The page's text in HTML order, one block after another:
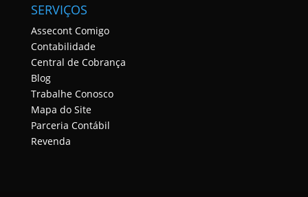
SERVIÇOS
Assecont Comigo
Contabilidade
Central de Cobrança
Blog
Trabalhe Conosco
Mapa do Site
Parceria Contábil
Revenda